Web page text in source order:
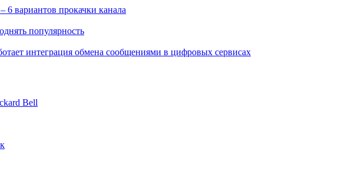
6 вариантов прокачки канала
популярность
интеграция обмена сообщениями в цифровых сервисах
Bell